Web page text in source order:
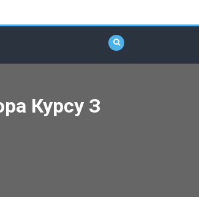
Курсу З